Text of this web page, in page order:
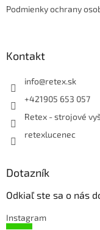
Podmienky ochrany
Kontakt
info@retex.sk
+421905 653 057
Retex - strojové
retexlucenec
Dotazník
Odkiaľ ste sa o nás
Instagram